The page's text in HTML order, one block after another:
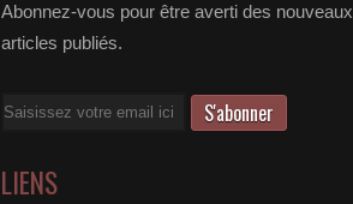
Abonnez-vous pour être averti des nouveaux
articles publiés.
Email
LIENS